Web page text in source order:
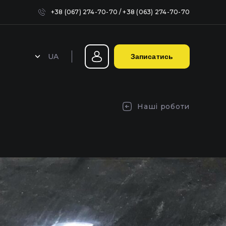
+38 (067) 274-70-70 / +38 (063) 274-70-70
UA Записатись
Наші роботи